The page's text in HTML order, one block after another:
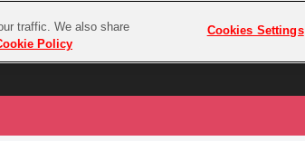
プレミアム会員とは
traffic. We also share
Policy
Cookies Settings